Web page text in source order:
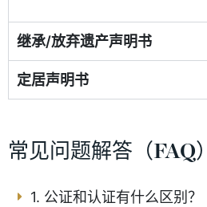
继承/放弃遗产声明书
定居声明书
常见问题解答（FAQ）
1. 公证和认证有什么区别？